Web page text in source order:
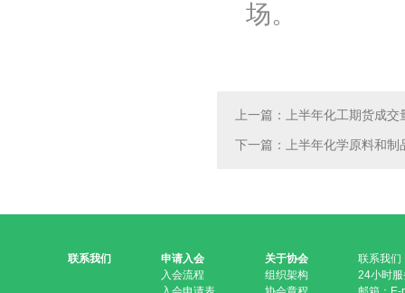
场。
上一篇：上半年化工期货成交
下一篇：上半年化学原料和制
联系我们
申请入会
入会流程
关于协会
组织架构
联系我们
24小时